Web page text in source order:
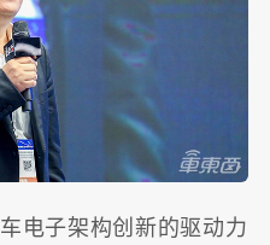
电子架构创新的驱动力